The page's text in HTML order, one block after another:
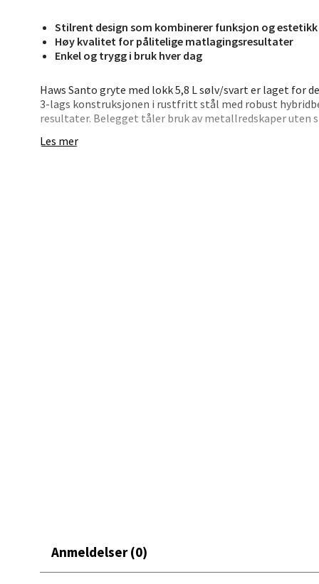
Stilrent design som kombinerer funksjon og estetikk
Høy kvalitet for pålitelige matlagingsresultater
Enkel og trygg i bruk hver dag
Haws Santo gryte med lokk 5,8 L sølv/svart er laget for
3-lags konstruksjonen i rustfritt stål med robust
resultater. Belegget tåler bruk av metallredskaper uten
stilren gryte som passer til både hverdag og fest.
Les mer
Anmeldelser (0)